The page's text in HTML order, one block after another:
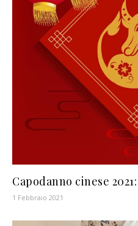
Capodanno cinese
1 Febbraio 2021